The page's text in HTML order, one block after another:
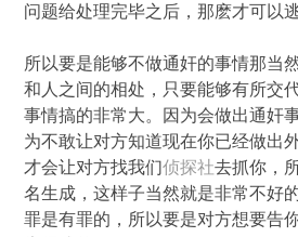
问题给处理完毕之后，那麽才可以
所以要是能够不做通奸的事情那当
和人之间的相处，只要能够有所交
事情搞的非常大。因为会做出通奸
为不敢让对方知道现在你已经做出
才会让对方找我们侦探社去抓你，
名生成，这样子当然就是非常不好
罪是有罪的，所以要是对方想要告